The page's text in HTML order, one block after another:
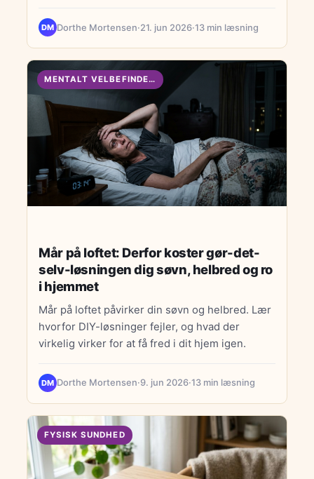
DM Dorthe Mortensen·21. jun 2026·13 min læsning
MENTALT VELBEFINDENDE
Mår på loftet: Derfor koster gør-det-
selv-løsningen dig søvn, helbred og ro
i hjemmet
Mår på loftet påvirker din søvn og helbred. Lær
hvorfor DIY-løsninger fejler, og hvad der
virkelig virker for at få fred i dit hjem igen.
DM Dorthe Mortensen·9. jun 2026·13 min læsning
FYSISK SUNDHED